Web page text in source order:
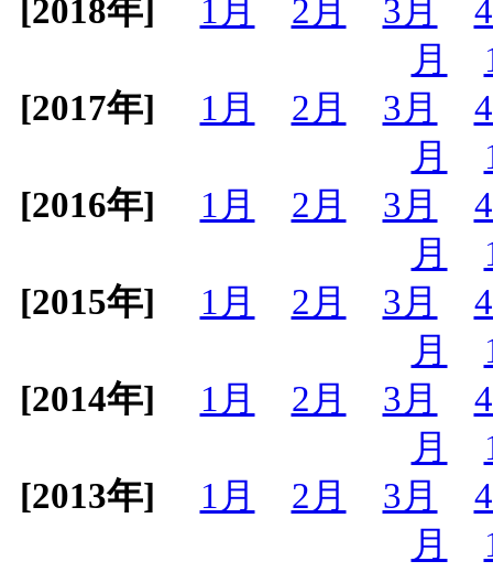
[2018年] 1月 2月 3月
月
[2017年]
1月 2月 3月
月
[2016年]
1月 2月 3月
月
[2015年]
1月 2月 3月
月
[2014年]
1月 2月 3月
月
[2013年]
1月 2月 3月
月